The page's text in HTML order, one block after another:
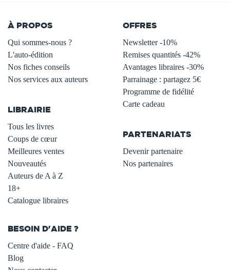
À PROPOS
Qui sommes-nous ?
L'auto-édition
Nos fiches conseils
Nos services aux auteurs
LIBRAIRIE
Tous les livres
Coups de cœur
Meilleures ventes
Nouveautés
Auteurs de A à Z
18+
Catalogue libraires
OFFRES
Newsletter -10%
Remises quantités -42%
Avantages libraires -30%
Parrainage : partagez 5€
Programme de fidélité
Carte cadeau
PARTENARIATS
Devenir partenaire
Nos partenaires
BESOIN D'AIDE ?
Centre d'aide - FAQ
Blog